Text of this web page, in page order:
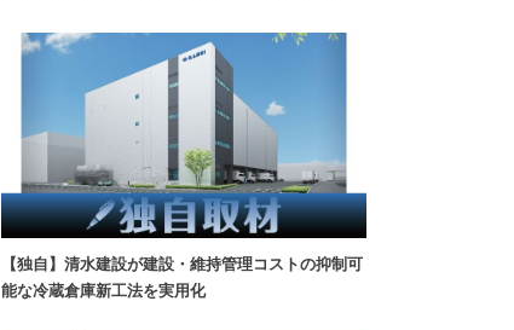
【独自】清水建設が建設・維持管理コストの抑制可
能な冷蔵倉庫新工法を実用化